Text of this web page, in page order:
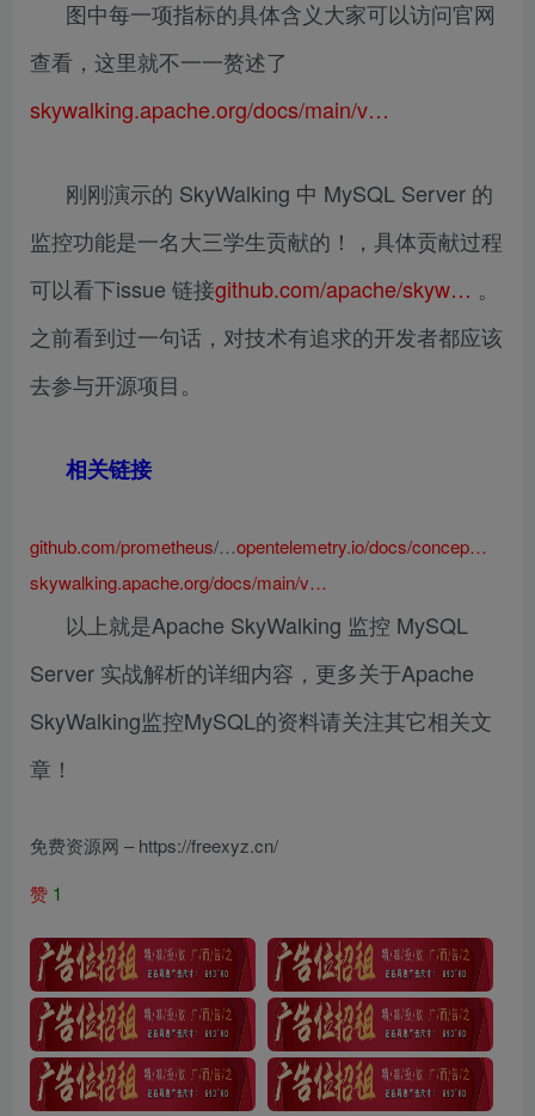
图中每一项指标的具体含义大家可以访问官网
查看，这里就不一一赘述了
skywalking.apache.org/docs/main/v…
刚刚演示的 SkyWalking 中 MySQL Server 的
监控功能是一名大三学生贡献的！，具体贡献过程
可以看下issue 链接github.com/apache/skyw… 。
之前看到过一句话，对技术有追求的开发者都应该
去参与开源项目。
相关链接
github.com/prometheus/…opentelemetry.io/docs/concep…
skywalking.apache.org/docs/main/v…
以上就是Apache SkyWalking 监控 MySQL
Server 实战解析的详细内容，更多关于Apache
SkyWalking监控MySQL的资料请关注其它相关文
章！
免费资源网 – https://freexyz.cn/
赞 1